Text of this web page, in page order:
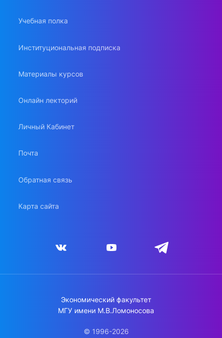
Учебная полка
Институциональная подписка
Материалы курсов
Онлайн лекторий
Личный Кабинет
Почта
Обратная связь
Карта сайта
Экономический факультет
МГУ имени М.В.Ломоносова
© 1996-2026